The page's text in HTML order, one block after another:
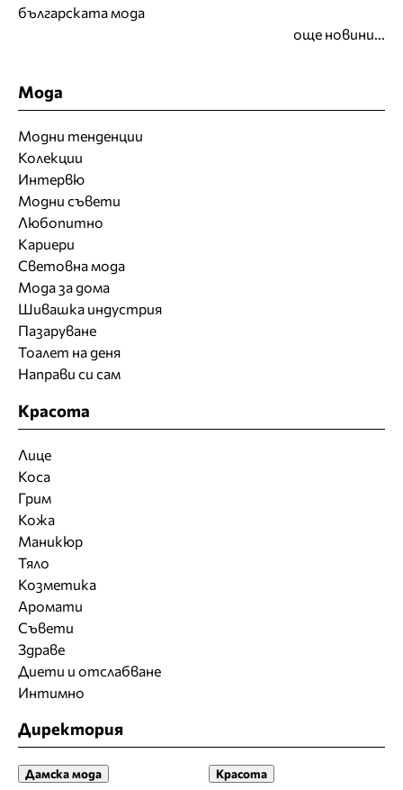
българската мода
още новини...
Мода
Модни тенденции
Колекции
Интервю
Модни съвети
Любопитно
Кариери
Световна мода
Мода за дома
Шивашка индустрия
Пазаруване
Тоалет на деня
Направи си сам
Красота
Лице
Коса
Грим
Кожа
Маникюр
Тяло
Козметика
Аромати
Съвети
Здраве
Диети и отслабване
Интимно
Директория
Дамска мода Красота